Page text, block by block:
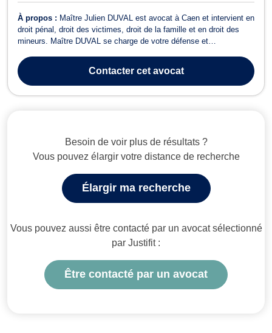
À propos : Maître Julien DUVAL est avocat à Caen et intervient en
droit pénal, droit des victimes, droit de la famille et en droit des
mineurs. Maître DUVAL se charge de votre défense et
victime et ce, devant les différentes juridictions pénales pour des
faits de dépôt d...
Contactercet avocat
Besoin de voir plus de résultats ?
Vous pouvez élargir votre distance de recherche
Élargir ma recherche
Vous pouvez aussi être contacté par un avocat sélectionné
par Justifit :
Être contacté par un avocat